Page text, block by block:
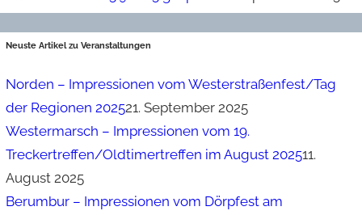
Neuste Artikel zu Veranstaltungen
Norden – Impressionen vom Westerstraßenfest/Tag
der Regionen 202521. September 2025
Westermarsch – Impressionen vom 19.
Treckertreffen/Oldtimertreffen im August 202511.
August 2025
Berumbur – Impressionen vom Dörpfest am